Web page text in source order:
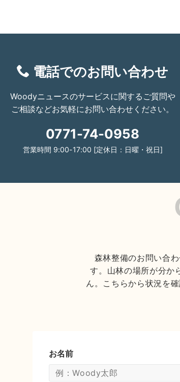
電話でのお問い合わせ
Woodyニュースのサービスに関するご質問や
ご相談などお気軽にお問い合わせください。
0771-74-0958
営業時間 9:00-17:00 [定休日：日曜・祝日]
森林整備のお問い合わ
す。山林の場所が分か
ん。こちらから状況を
お名前